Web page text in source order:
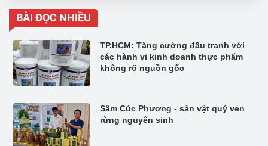
BÀI ĐỌC NHIỀU
TP.HCM: Tăng cường đấu tranh với
các hành vi kinh doanh thực phẩm
không rõ nguồn gốc
Sâm Cúc Phương - sản vật quý ven
rừng nguyên sinh